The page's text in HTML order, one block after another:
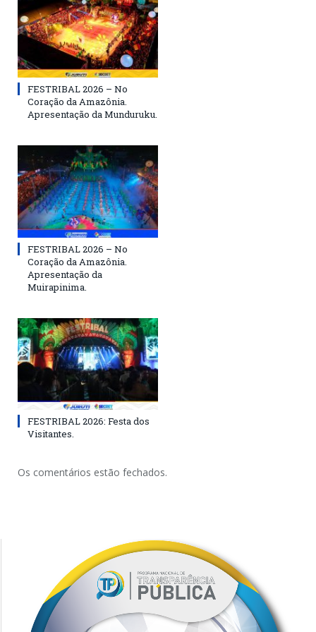
FESTRIBAL 2026 – No
Coração da Amazônia.
Apresentação da Munduruku.
FESTRIBAL 2026 – No
Coração da Amazônia.
Apresentação da
Muirapinima.
FESTRIBAL 2026: Festa dos
Visitantes.
Os comentários estão fechados.